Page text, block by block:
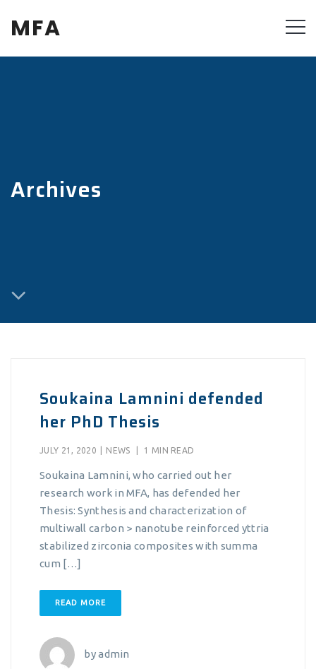
MFA
Archives
Soukaina Lamnini defended
her PhD Thesis
JULY 21, 2020 NEWS 1 MIN READ
Soukaina Lamnini, who carried out her
research work in MFA, has defended her
Thesis: Synthesis and characterization of
multiwall carbon > nanotube reinforced yttria
stabilized zirconia composites with summa
cum […]
READ MORE
byadmin